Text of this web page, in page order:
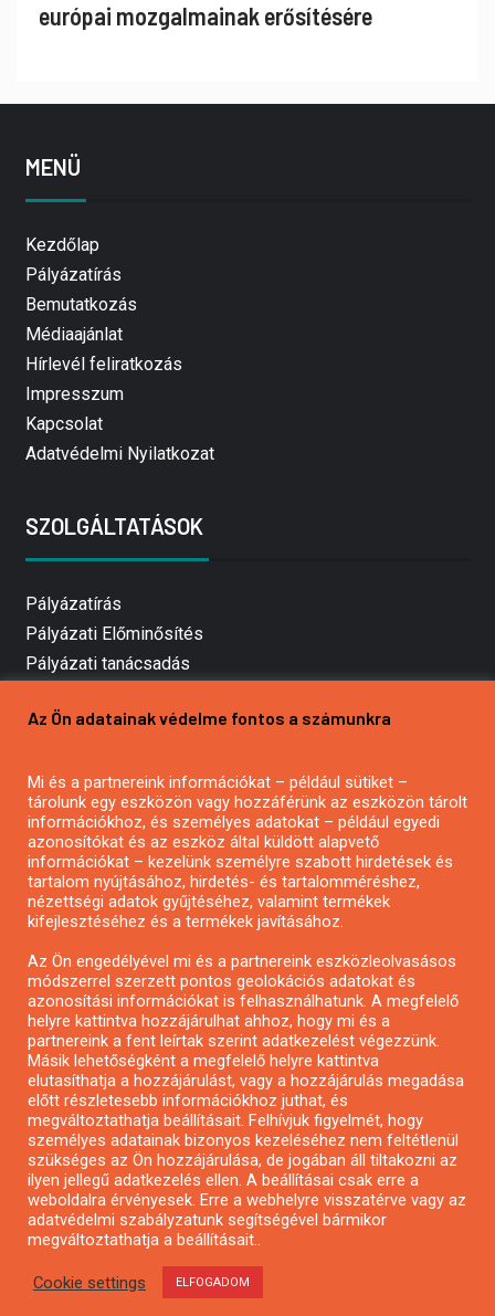
európai mozgalmainak erősítésére
MENÜ
Kezdőlap
Pályázatírás
Bemutatkozás
Médiaajánlat
Hírlevél feliratkozás
Impresszum
Kapcsolat
Adatvédelmi Nyilatkozat
SZOLGÁLTATÁSOK
Pályázatírás
Pályázati Előminősítés
Pályázati tanácsadás
Mezőgazdasági pályázatírás
Pályázatírás civil szervezeteknek
Pályázatírás önkormányzatoknak
Pályázatfigyelés
Specifikus pályázatfigyelés vagy hírlevél
Pályázatok magánszemélyeknek
Pályázatok civil szervezeteknek
Pályázatok vállalkozásoknak
Önkormányzati pályázatok
Mezőgazdasági pályázatok
Falusi turizmus pályázatok
Napelem pályázatok
GINOP pályázatok
Copyright © All rights reserved.
Az Ön adatainak védelme fontos a számunkra
Mi és a partnereink információkat – például sütiket –
tárolunk egy eszközön vagy hozzáférünk az eszközön tárolt
információkhoz, és személyes adatokat – például egyedi
azonosítókat és az eszköz által küldött alapvető
információkat – kezelünk személyre szabott hirdetések és
tartalom nyújtásához, hirdetés- és tartalomméréshez,
nézettségi adatok gyűjtéséhez, valamint termékek
kifejlesztéséhez és a termékek javításához.
Az Ön engedélyével mi és a partnereink eszközleolvasásos
módszerrel szerzett pontos geolokációs adatokat és
azonosítási információkat is felhasználhatunk. A megfelelő
helyre kattintva hozzájárulhat ahhoz, hogy mi és a
partnereink a fent leírtak szerint adatkezelést végezzünk.
Másik lehetőségként a megfelelő helyre kattintva
elutasíthatja a hozzájárulást, vagy a hozzájárulás megadása
előtt részletesebb információkhoz juthat, és
megváltoztathatja beállításait. Felhívjuk figyelmét, hogy
személyes adatainak bizonyos kezeléséhez nem feltétlenül
szükséges az Ön hozzájárulása, de jogában áll tiltakozni az
ilyen jellegű adatkezelés ellen. A beállításai csak erre a
weboldalra érvényesek. Erre a webhelyre visszatérve vagy az
adatvédelmi szabályzatunk segítségével bármikor
megváltoztathatja a beállításait..
Cookie settings ELFOGADOM